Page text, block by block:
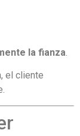
la fianza
el cliente